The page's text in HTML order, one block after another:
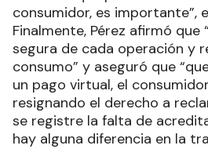
consumidor, es importante”,
Finalmente, Pérez afirmó que
segura de cada operación y
consumo” y aseguró que
un pago virtual, el
resignando el derecho a
se registre la falta de
hay alguna diferencia en la